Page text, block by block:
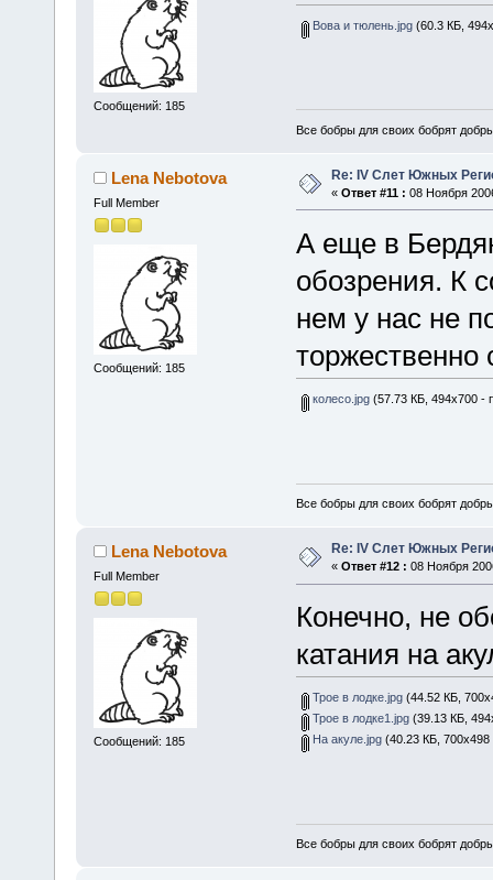
Сообщений: 185
Вова и тюлень.jpg(60.3 КБ,
Все бобры для своих бобрят
Lena Nebotova
Full Member
Сообщений: 185
Re: IV Слет Южных
« Ответ #11 : 08 Ноября
А еще в
обозрения. К
нем у нас не
колесо.jpg(57.73 КБ, 494x700 -
Все бобры для своих бобрят
Lena Nebotova
Full Member
Сообщений: 185
Re: IV Слет Южных
« Ответ #12 : 08 Ноября
Конечно, не
катания на
Трое в лодке.jpg(44.52 КБ,
Трое в лодке1.jpg(39.13 КБ,
На акуле.jpg(40.23 КБ, 700x498
Все бобры для своих бобрят